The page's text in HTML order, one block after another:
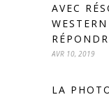
AVEC
AVR 10, 2019
LA